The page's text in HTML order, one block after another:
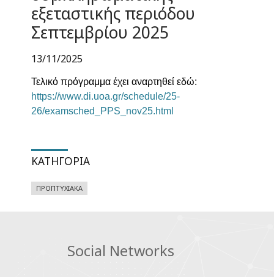
εξεταστικής περιόδου
Σεπτεμβρίου 2025
13/11/2025
Τελικό πρόγραμμα έχει αναρτηθεί εδώ:
https://www.di.uoa.gr/schedule/25-
26/examsched_PPS_nov25.html
ΚΑΤΗΓΟΡΊΑ
ΠΡΟΠΤΥΧΙΑΚΆ
Social Networks